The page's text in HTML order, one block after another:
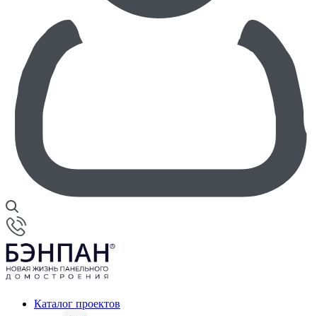
Каталог проектов